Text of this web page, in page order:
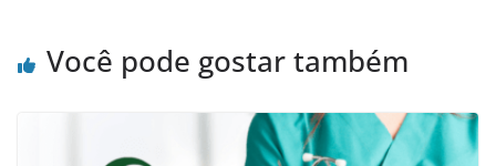
Você pode gostar também